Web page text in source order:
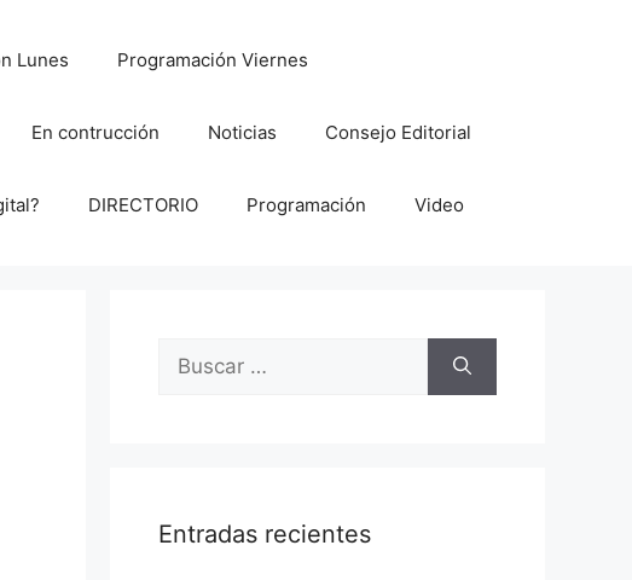
Lunes Programación Viernes
En contrucción Noticias Consejo Editorial
DIRECTORIO Programación Video
Buscar:
Entradas recientes